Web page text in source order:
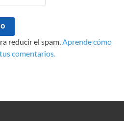
reducir el spam. Aprende cómo
comentarios.